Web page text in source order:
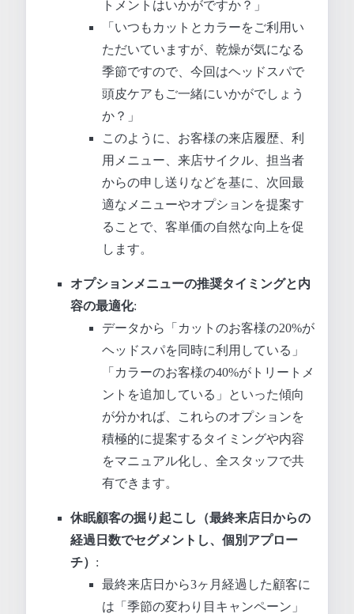
トメントはいかがですか？」
「いつもカットとカラーをご利用い
ただいていますが、乾燥が気になる
季節ですので、今回はヘッドスパで
頭皮ケアもご一緒にいかがでしょう
か？」
このように、お客様の来店履歴、利
用メニュー、来店サイクル、担当者
からの申し送りなどを基に、次回最
適なメニューやオプションを提案す
ることで、客単価の自然な向上を促
します。
オプションメニューの推奨タイミングと内
容の最適化:
データから「カットのお客様の20%が
ヘッドスパを同時に利用している」
「カラーのお客様の40%がトリートメ
ントを追加している」といった傾向
が分かれば、これらのオプションを
積極的に提案するタイミングや内容
をマニュアル化し、全スタッフで共
有できます。
休眠顧客の掘り起こし（最終来店日からの
経過日数でセグメントし、個別アプロー
チ） :
最終来店日から3ヶ月経過した顧客に
は「季節の変わり目キャンペーン」